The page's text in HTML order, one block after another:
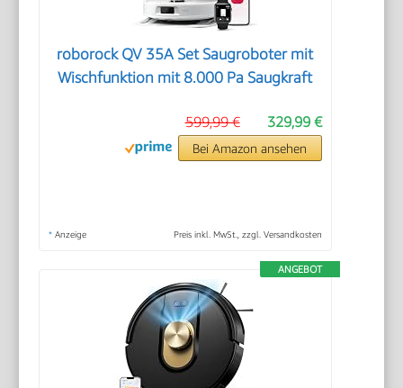
roborock QV 35A Set Saugroboter mit
Wischfunktion mit 8.000 Pa Saugkraft
329,99 €
599,99 €
Bei Amazon ansehen
* Anzeige Preis inkl. MwSt., zzgl. Versandkosten
ANGEBOT